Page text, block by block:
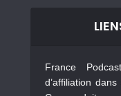
France
d’affiliation